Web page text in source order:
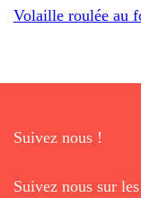
Volaille roulée au
Suivez nous !
Suivez nous sur